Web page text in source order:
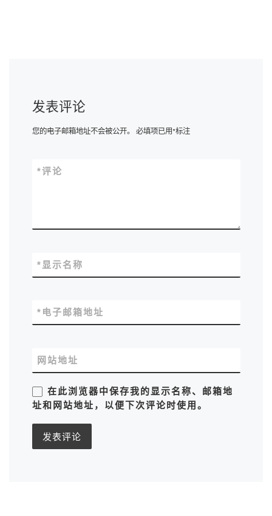
发表评论
您的电子邮箱地址不会被公开。 必填项已用*标注
评论
*
显示名称
*
电子邮箱地址
*
网站地址
在此浏览器中保存我的显示名称、邮箱地
址和网站地址，以便下次评论时使用。